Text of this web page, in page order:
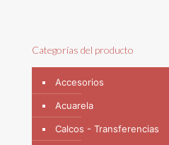
Categorías del producto
Accesorios
Acuarela
Calcos - Transferencias